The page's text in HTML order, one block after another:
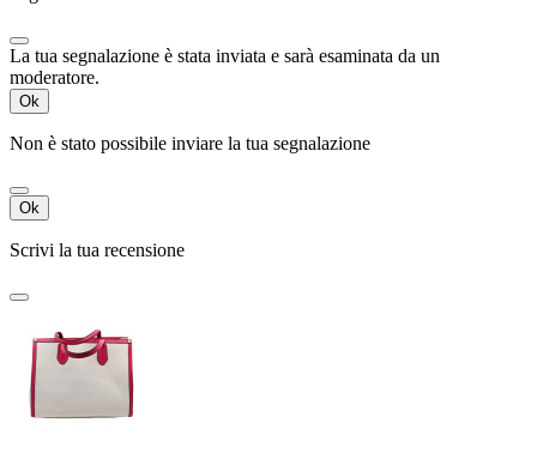
La tua segnalazione è stata inviata e sarà esaminata da un
moderatore.
Ok
Non è stato possibile inviare la tua segnalazione
Ok
Scrivi la tua recensione